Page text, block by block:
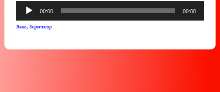
Lecteur
audio
00:00 00:00
Basse, Supertramp